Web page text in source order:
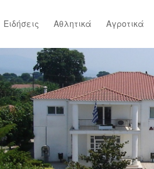
Ειδήσεις Αθλητικά Αγροτικά